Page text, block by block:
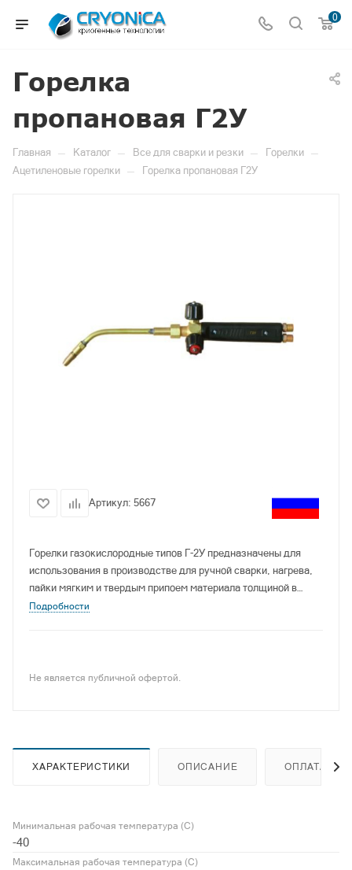
0
Горелка
пропановая Г2У
Главная — Каталог — Все для сварки и резки — Горелки —
Ацетиленовые горелки — Горелка пропановая Г2У
Артикул: 5667
Горелки газокислородные типов Г-2У предназначены для
использования в производстве для ручной сварки, нагрева,
пайки мягким и твердым припоем материала толщиной в
пределах от 4,0 мм до 0,1 мм с применением в качестве
Подробности
Не является публичной офертой.
ХАРАКТЕРИСТИКИ ОПИСАНИЕ ОПЛАТА
Минимальная рабочая температура (С)
-40
Максимальная рабочая температура (С)